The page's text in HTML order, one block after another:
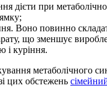
дієти при
Воно повинно
що зменшує
і куріння.
метаболічного
цих обстежень